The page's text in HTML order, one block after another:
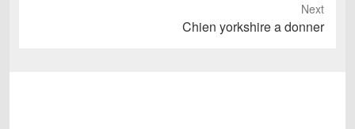
Next
Chien yorkshire a donner